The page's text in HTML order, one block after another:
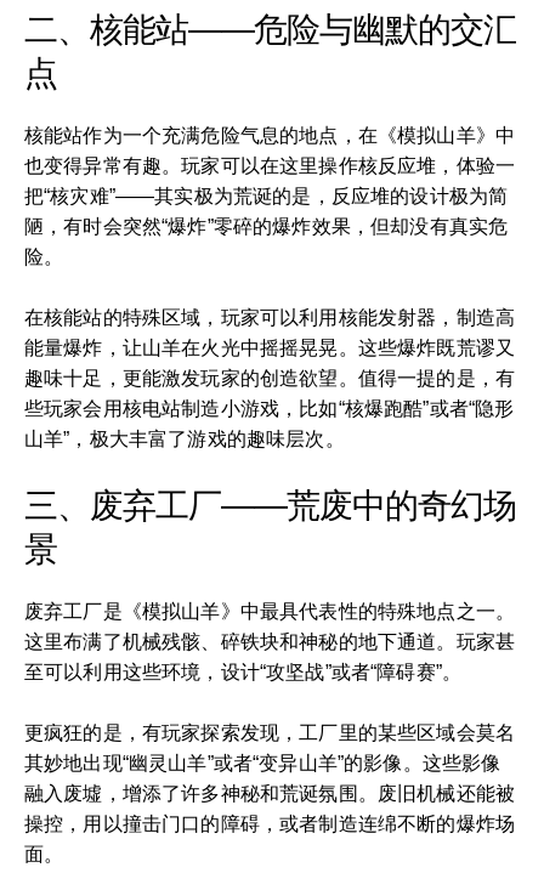
二、核能站——危险与幽默的交汇
点
核能站作为一个充满危险气息的地点，在《模拟山羊》中
也变得异常有趣。玩家可以在这里操作核反应堆，体验一
把“核灾难”——其实极为荒诞的是，反应堆的设计极为简
陋，有时会突然“爆炸”零碎的爆炸效果，但却没有真实危
险。
在核能站的特殊区域，玩家可以利用核能发射器，制造高
能量爆炸，让山羊在火光中摇摇晃晃。这些爆炸既荒谬又
趣味十足，更能激发玩家的创造欲望。值得一提的是，有
些玩家会用核电站制造小游戏，比如“核爆跑酷”或者“隐形
山羊”，极大丰富了游戏的趣味层次。
三、废弃工厂——荒废中的奇幻场
景
废弃工厂是《模拟山羊》中最具代表性的特殊地点之一。
这里布满了机械残骸、碎铁块和神秘的地下通道。玩家甚
至可以利用这些环境，设计“攻坚战”或者“障碍赛”。
更疯狂的是，有玩家探索发现，工厂里的某些区域会莫名
其妙地出现“幽灵山羊”或者“变异山羊”的影像。这些影像
融入废墟，增添了许多神秘和荒诞氛围。废旧机械还能被
操控，用以撞击门口的障碍，或者制造连绵不断的爆炸场
面。